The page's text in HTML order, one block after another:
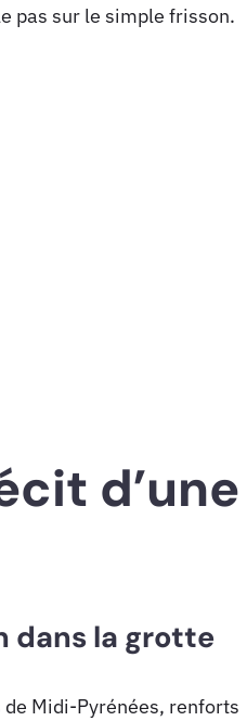
pas sur le simple frisson.
d’une
dans la grotte
Midi-Pyrénées, renforts